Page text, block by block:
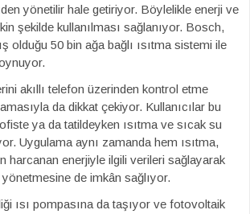
yönetilir hale getiriyor. Böylelikle enerji ve
şekilde kullanılması sağlanıyor. Bosch,
olduğu 50 bin ağa bağlı ısıtma sistemi ile
akıllı telefon üzerinden kontrol etme
da dikkat çekiyor. Kullanıcılar bu
ya da tatildeyken ısıtma ve sıcak su
Uygulama aynı zamanda hem ısıtma,
harcanan enerjiyle ilgili verileri sağlayarak
yönetmesine de imkân sağlıyor.
ısı pompasına da taşıyor ve fotovoltaik